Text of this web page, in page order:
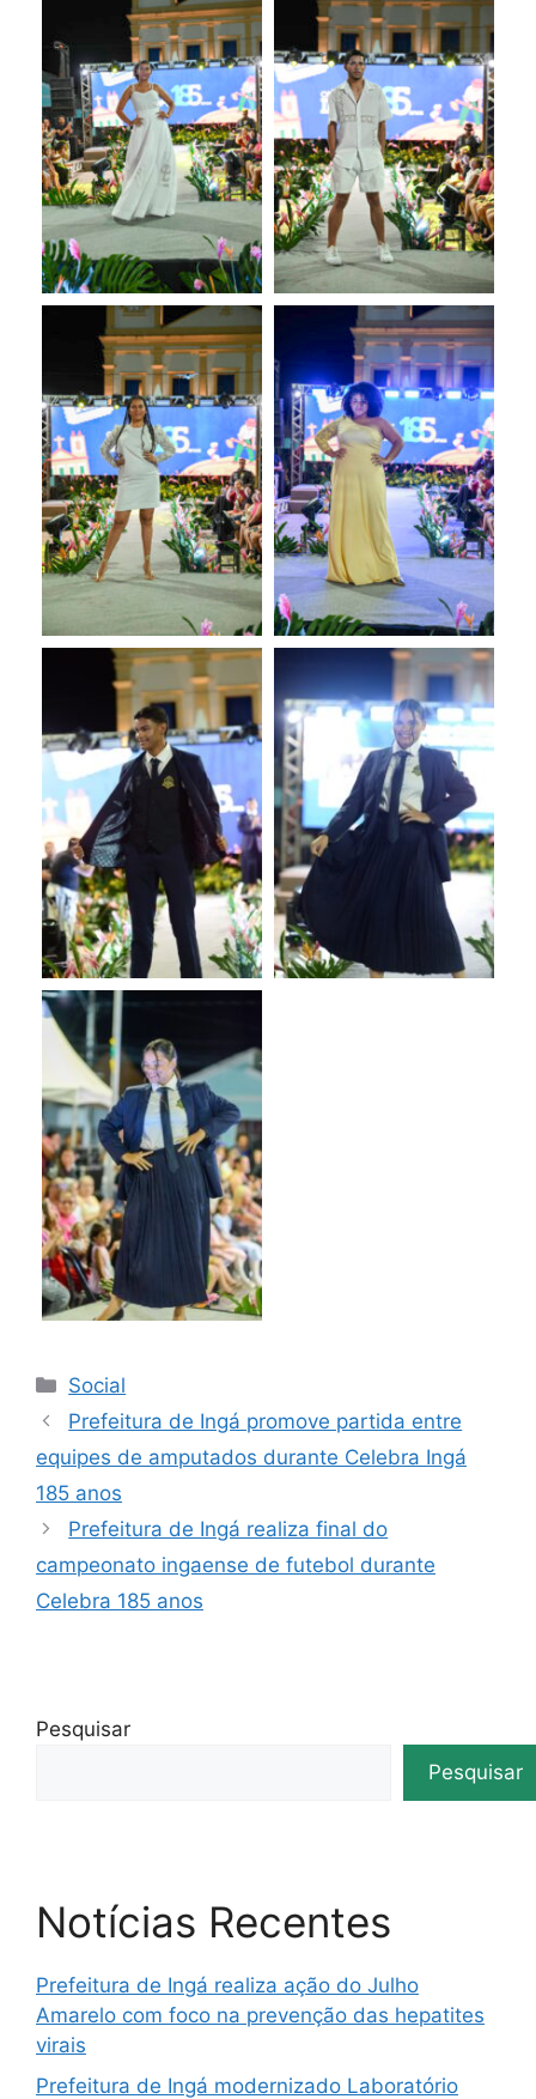
Social
Prefeitura de Ingá promove partida entre
equipes de amputados durante Celebra Ingá
185 anos
Prefeitura de Ingá realiza final do
campeonato ingaense de futebol durante
Celebra 185 anos
Pesquisar
Pesquisar
Notícias Recentes
Prefeitura de Ingá realiza ação do Julho
Amarelo com foco na prevenção das hepatites
virais
Prefeitura de Ingá modernizado Laboratório